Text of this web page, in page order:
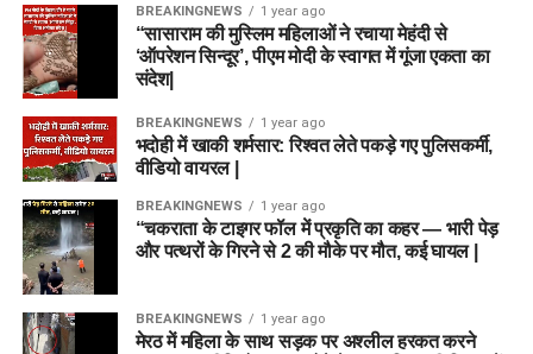
BREAKINGNEWS 1 year ago
“सासाराम की मुस्लिम महिलाओं ने रचाया मेहंदी से
‘ऑपरेशन सिन्दूर’, पीएम मोदी के स्वागत में गूंजा एकता का
संदेश|
BREAKINGNEWS 1 year ago
भदोही में खाकी शर्मसार: रिश्वत लेते पकड़े गए पुलिसकर्मी,
वीडियो वायरल |
BREAKINGNEWS 1 year ago
“चकराता के टाइगर फॉल में प्रकृति का कहर — भारी पेड़
और पत्थरों के गिरने से 2 की मौके पर मौत, कई घायल |
BREAKINGNEWS 1 year ago
मेरठ में महिला के साथ सड़क पर अश्लील हरकत करने